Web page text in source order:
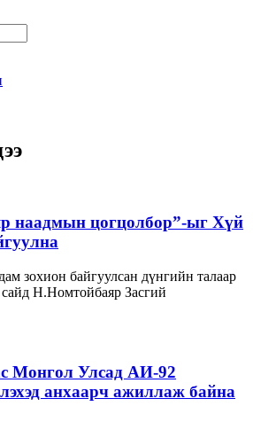
наадмын цогцолбор”-ыг Хүй
зохион байгуулсан дүнгийн талаар
Н.Номтойбаяр Засгий
Монгол Улсад АИ-92
анхаарч ажиллаж байна